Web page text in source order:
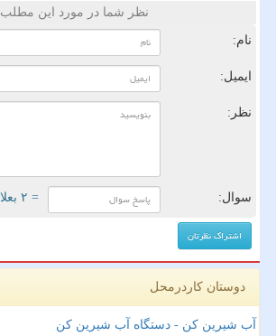
نظر شما در مورد این مطلب
نام:
ایمیل:
نظر:
سوال: = ۲ بعلاوه ۲
دوستان کاردرمحل
آب شیرین کن - دستگاه آب شیرین کن